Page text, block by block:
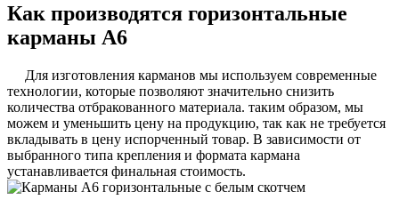
Как производятся горизонтальные
карманы А6
Для изготовления карманов мы используем современные
технологии, которые позволяют значительно снизить
количества отбракованного материала. таким образом, мы
можем и уменьшить цену на продукцию, так как не требуется
вкладывать в цену испорченный товар. В зависимости от
выбранного типа крепления и формата кармана
устанавливается финальная стоимость.